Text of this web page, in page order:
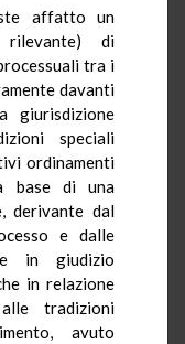
affatto un
rilevante) di
tra i
davanti
giurisdizione
speciali
ordinamenti
base di una
derivante dal
e dalle
in giudizio
in relazione
tradizioni
avuto